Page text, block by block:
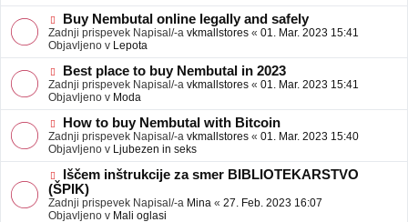
eb
j
a
v
e
N
o
v
e
o
b
j
a
v
e
Buy Nembutal online legally and safely
Zadnji prispevek Napisal/-a vkmallstores « 01. Mar. 2023 15:41
Objavljeno v Lepota
N
o
v
e
o
b
j
a
v
e
Best place to buy Nembutal in 2023
Zadnji prispevek Napisal/-a vkmallstores « 01. Mar. 2023 15:41
Objavljeno v Moda
N
o
v
e
o
b
j
a
How to buy Nembutal with Bitcoin
Zadnji prispevek Napisal/-a vkmallstores « 01. Mar. 2023 15:40
Objavljeno v Ljubezen in seks
N
o
v
e
Iščem inštrukcije za smer BIBLIOTEKARSTVO
(ŠPIK)
Zadnji prispevek Napisal/-a Mina « 27. Feb. 2023 16:07
Objavljeno v Mali oglasi